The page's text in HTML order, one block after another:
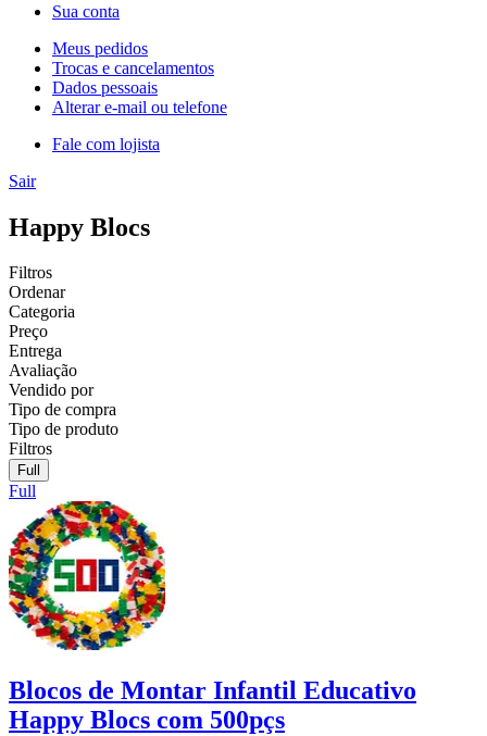
Sua conta
Meus pedidos
Trocas e cancelamentos
Dados pessoais
Alterar e-mail ou telefone
Fale com lojista
Sair
Happy Blocs
Filtros
Ordenar
Categoria
Preço
Entrega
Avaliação
Vendido por
Tipo de compra
Tipo de produto
Filtros
Full
Full
Blocos de Montar Infantil Educativo
Happy Blocs com 500pçs